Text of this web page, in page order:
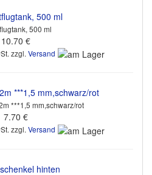
500 ml
10.70 €
zzgl. Versand
***1,5 mm,schwarz/rot
7.70 €
zzgl. Versand